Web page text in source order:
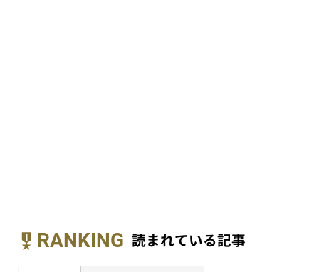
RANKING 読まれている記事